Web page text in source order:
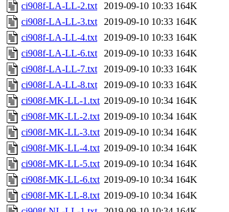
ci908f-LA-LL-2.txt
2019-09-10 10:33 164K
ci908f-LA-LL-3.txt
2019-09-10 10:33 164K
ci908f-LA-LL-4.txt
2019-09-10 10:33 164K
ci908f-LA-LL-6.txt
2019-09-10 10:33 164K
ci908f-LA-LL-7.txt
2019-09-10 10:33 164K
ci908f-LA-LL-8.txt
2019-09-10 10:33 164K
ci908f-MK-LL-1.txt 2019-09-10 10:34 164K
ci908f-MK-LL-2.txt 2019-09-10 10:34 164K
ci908f-MK-LL-3.txt 2019-09-10 10:34 164K
ci908f-MK-LL-4.txt 2019-09-10 10:34 164K
ci908f-MK-LL-5.txt 2019-09-10 10:34 164K
ci908f-MK-LL-6.txt 2019-09-10 10:34 164K
ci908f-MK-LL-8.txt 2019-09-10 10:34 164K